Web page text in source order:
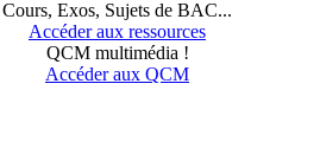
Cours, Exos, Sujets de BAC...
Accéder aux ressources
QCM multimédia !
Accéder aux QCM